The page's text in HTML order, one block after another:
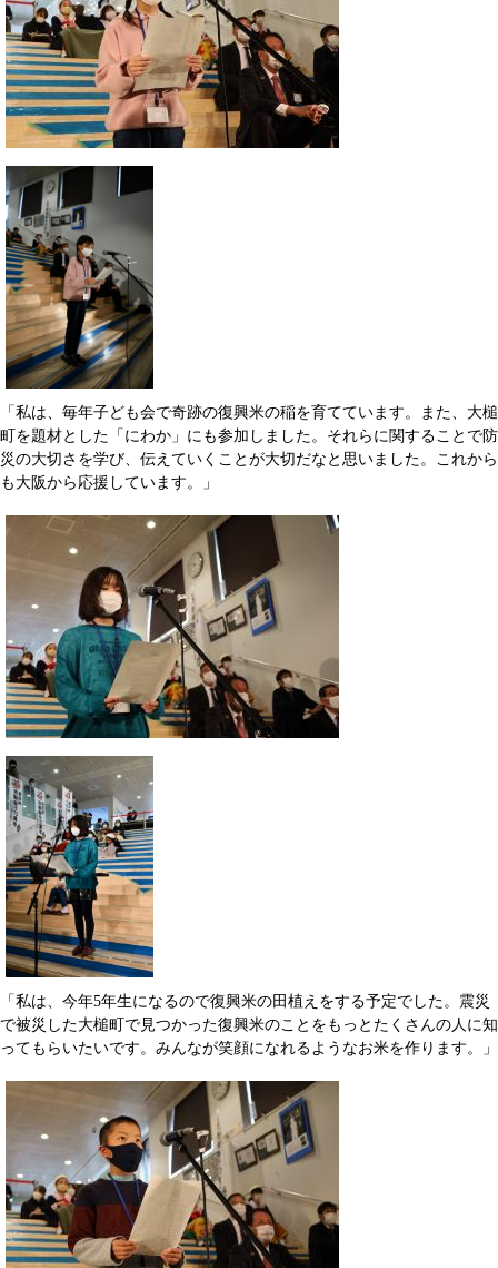
「私は、毎年子ども会で奇跡の復興米の稲を育てています。また、大槌
町を題材とした「にわか」にも参加しました。それらに関することで防
災の大切さを学び、伝えていくことが大切だなと思いました。これから
も大阪から応援しています。」
「私は、今年5年生になるので復興米の田植えをする予定でした。震災
で被災した大槌町で見つかった復興米のことをもっとたくさんの人に知
ってもらいたいです。みんなが笑顔になれるようなお米を作ります。」